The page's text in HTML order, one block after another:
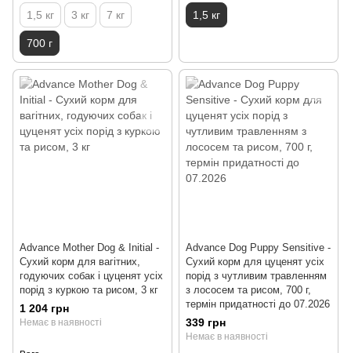
1,5 кг 3 кг 7 кг
700 г
1,5 кг
Advance Mother Dog & Initial -
Сухий корм для вагітних,
годуючих собак і цуценят усіх
порід з куркою та рисом, 3 кг
1 204 грн
Немає в наявності
Advance Dog Puppy Sensitive -
Сухий корм для цуценят усіх
порід з чутливим травленням
з лососем та рисом, 700 г,
термін придатності до 07.2026
339 грн
Немає в наявності